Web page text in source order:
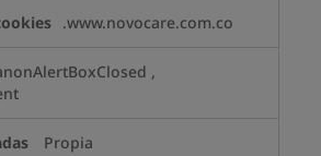
.www.novocare.com.co
,
Propia